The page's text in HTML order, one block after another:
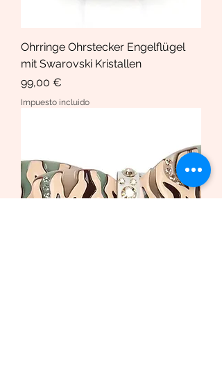
Ohrringe Ohrstecker Engelflügel
mit Swarovski Kristallen
Precio
99,00 €
Impuesto incluido